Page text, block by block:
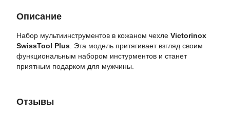
Описание
Набор мультиинструментов в кожаном чехле Victorinox
SwissTool Plus . Эта модель притягивает взгляд своим
функциональным набором инстурментов и станет
приятным подарком для мужчины.
Отзывы